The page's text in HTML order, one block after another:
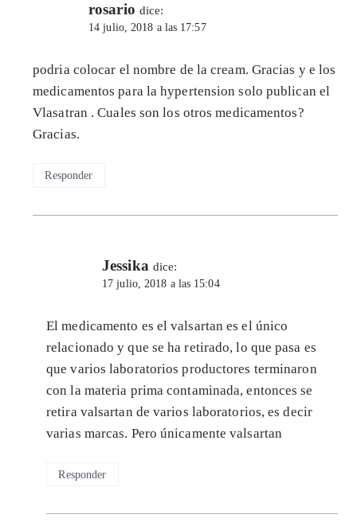
rosario dice:
14 julio, 2018 a las 17:57
podria colocar el nombre de la cream. Gracias y e los
medicamentos para la hypertension solo publican el
Vlasatran . Cuales son los otros medicamentos?
Gracias.
Responder
Jessika dice:
17 julio, 2018 a las 15:04
El medicamento es el valsartan es el único
relacionado y que se ha retirado, lo que pasa es
que varios laboratorios productores terminaron
con la materia prima contaminada, entonces se
retira valsartan de varios laboratorios, es decir
varias marcas. Pero únicamente valsartan
Responder